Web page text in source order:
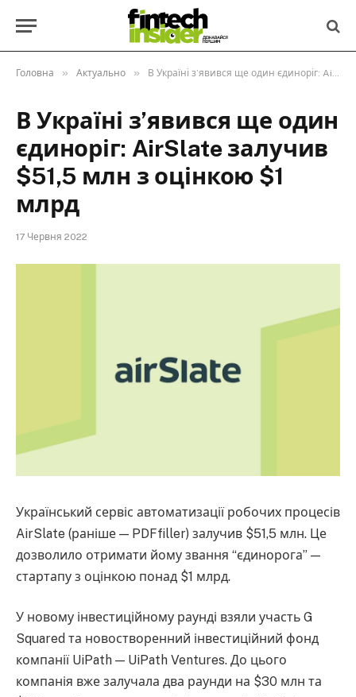
Головна » Актуально » В Україні з’явився ще один єдиноріг: AirSlate залучив $51,5 млн з оцінкою $1 млрд
В Україні з’явився ще один
єдиноріг: AirSlate залучив
$51,5 млн з оцінкою $1
млрд
17 Червня 2022
Український сервіс автоматизації робочих процесів
AirSlate (раніше — PDFfiller) залучив $51,5 млн. Це
дозволило отримати йому звання “єдинорога” —
стартапу з оцінкою понад $1 млрд.
У новому інвестиційному раунді взяли участь G
Squared та новостворенний інвестиційний фонд
компанії UiPath — UiPath Ventures. До цього
компанія вже залучала два раунди на $30 млн та